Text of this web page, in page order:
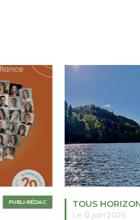
PUBLI-RÉDAC TOUS
Le 12 juin 2026